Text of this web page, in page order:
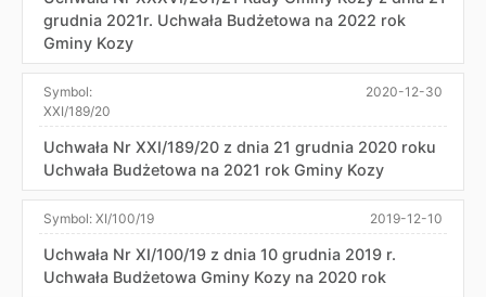
grudnia 2021r. Uchwała Budżetowa na 2022 rok
Gminy Kozy
Symbol:
XXI/189/20
2020-12-30
Uchwała Nr XXI/189/20 z dnia 21 grudnia 2020 roku
Uchwała Budżetowa na 2021 rok Gminy Kozy
Symbol: XI/100/19 2019-12-10
Uchwała Nr XI/100/19 z dnia 10 grudnia 2019 r.
Uchwała Budżetowa Gminy Kozy na 2020 rok